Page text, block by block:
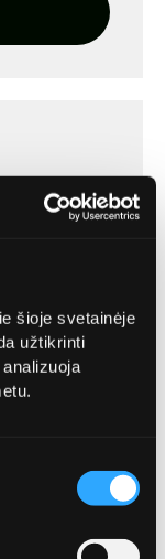
šioje svetainėje
užtikrinti
į jūsų
jūsų